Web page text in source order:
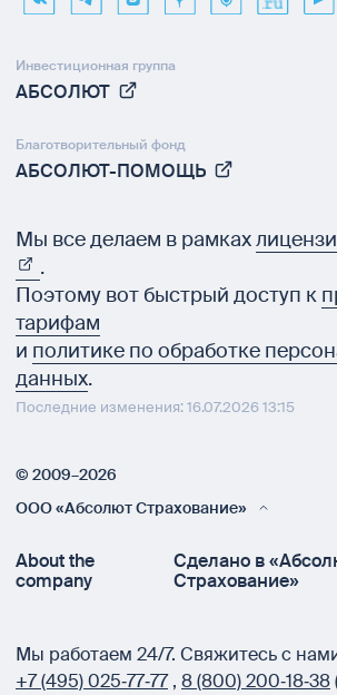
Инвестиционная группа
АБСОЛЮТ
Благотворительный фонд
АБСОЛЮТ-ПОМОЩЬ
Мы все делаем в рамках
.
Поэтому вот быстрый доступ к
тарифам
и политике по обработке
данных.
Последние изменения: 16.07.2026 13:15
© 2009–2026
ООО «Абсолют Страхование»
About the
company
Сделано в
Страхование»
Мы работаем 24/7. Свяжитесь с
+7 (495) 025‑77‑77 , 8 (800) 200‑18‑38